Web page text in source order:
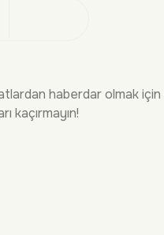
haberdar olmak
kaçırmayın!